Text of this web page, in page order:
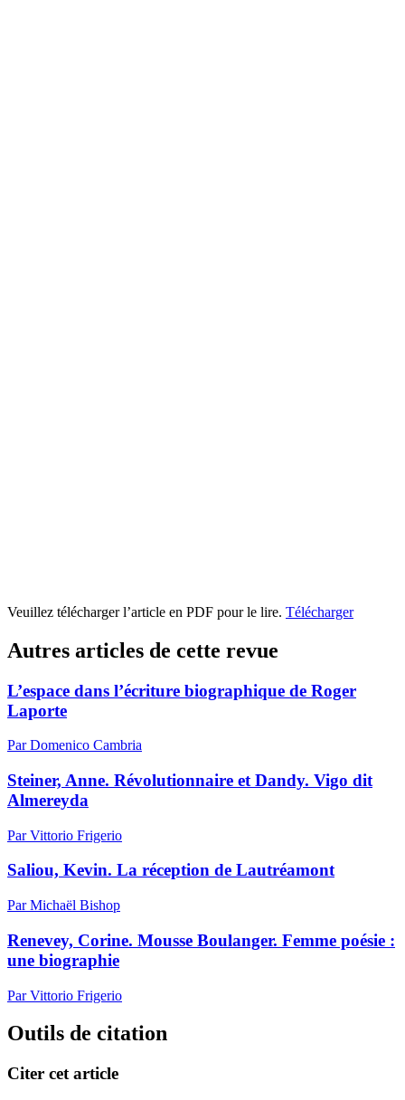
Veuillez télécharger l’article en PDF pour le lire. Télécharger
Autres articles de cette revue
L’espace dans l’écriture biographique de Roger
Laporte
Par Domenico Cambria
Steiner, Anne. Révolutionnaire et Dandy. Vigo dit
Almereyda
Par Vittorio Frigerio
Saliou, Kevin. La réception de Lautréamont
Par Michaël Bishop
Renevey, Corine. Mousse Boulanger. Femme poésie :
une biographie
Par Vittorio Frigerio
Outils de citation
Citer cet article